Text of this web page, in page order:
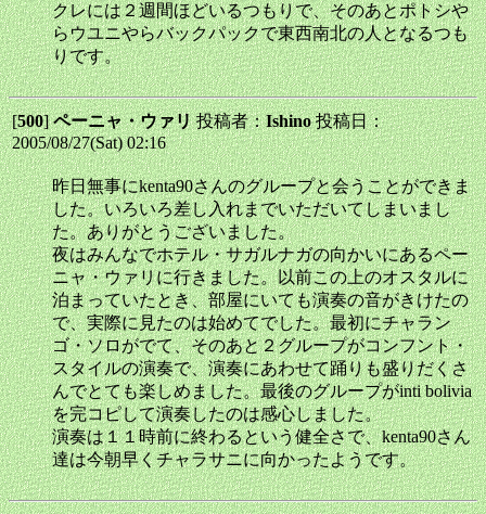
クレには２週間ほどいるつもりで、そのあとポトシや
らウユニやらバックパックで東西南北の人となるつも
りです。
[500]ペーニャ・ウァリ投稿者：Ishino投稿日：
2005/08/27(Sat) 02:16
昨日無事にkenta90さんのグループと会うことができま
した。いろいろ差し入れまでいただいてしまいまし
た。ありがとうございました。
夜はみんなでホテル・サガルナガの向かいにあるペー
ニャ・ウァリに行きました。以前この上のオスタルに
泊まっていたとき、部屋にいても演奏の音がきけたの
で、実際に見たのは始めてでした。最初にチャラン
ゴ・ソロがでて、そのあと２グループがコンフント・
スタイルの演奏で、演奏にあわせて踊りも盛りだくさ
んでとても楽しめました。最後のグループがinti bolivia
を完コピして演奏したのは感心しました。
演奏は１１時前に終わるという健全さで、kenta90さん
達は今朝早くチャラサニに向かったようです。